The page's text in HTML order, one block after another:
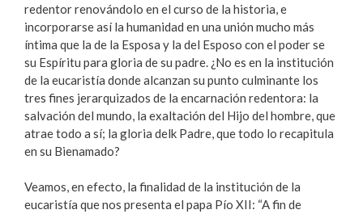
redentor renovándolo en el curso de la historia, e
incorporarse así la humanidad en una unión mucho más
íntima que la de la Esposa y la del Esposo con el poder se
su Espíritu para gloria de su padre. ¿No es en la institución
de la eucaristía donde alcanzan su punto culminante los
tres fines jerarquizados de la encarnación redentora: la
salvación del mundo, la exaltación del Hijo del hombre, que
atrae todo a sí; la gloria delk Padre, que todo lo recapitula
en su Bienamado?
Veamos, en efecto, la finalidad de la institución de la
eucaristía que nos presenta el papa Pío XII: “A fin de